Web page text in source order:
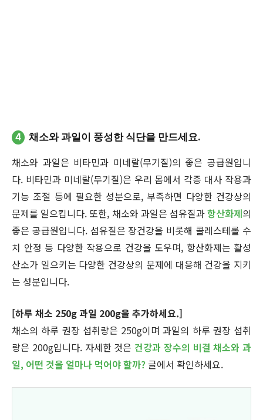
4 채소와 과일이 풍성한 식단을 만드세요.
채소와 과일은 비타민과 미네랄(무기질)의 좋은 공급원입니
다. 비타민과 미네랄(무기질)은 우리 몸에서 각종 대사 작용과
기능 조절 등에 필요한 성분으로, 부족하면 다양한 건강상의
문제를 일으킵니다. 또한, 채소와 과일은 섬유질과항산화제의
좋은 공급원입니다. 섬유질은 장건강을 비롯해 콜레스테롤 수
치 안정 등 다양한 작용으로 건강을 도우며, 항산화제는 활성
산소가 일으키는 다양한 건강상의 문제에 대응해 건강을 지키
는 성분입니다.
[하루 채소 250g 과일 200g을 추가하세요.]
채소의 하루 권장 섭취량은 250g이며 과일의 하루 권장 섭취
량은 200g입니다. 자세한 것은 건강과 장수의 비결 채소와 과
일, 어떤 것을 얼마나 먹어야 할까?글에서 확인하세요.